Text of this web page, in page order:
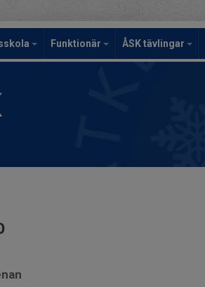
Funktionär ÅSK tävlingar